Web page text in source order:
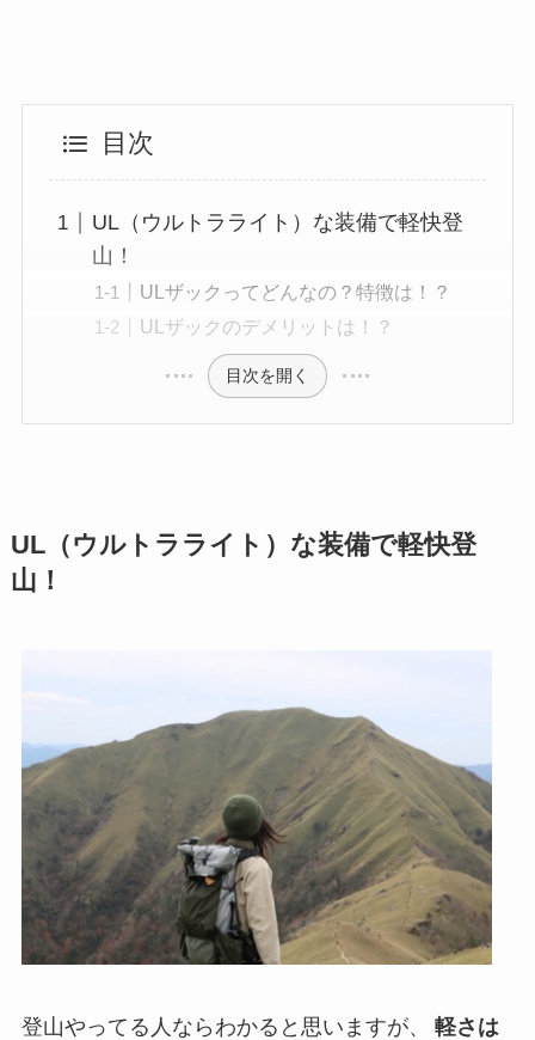
目次
UL（ウルトラライト）な装備で軽快登
山！
ULザックってどんなの？特徴は！？
ULザックのデメリットは！？
目次を開く
UL（ウルトラライト）な装備で軽快登
山！
登山やってる人ならわかると思いますが、
軽さは